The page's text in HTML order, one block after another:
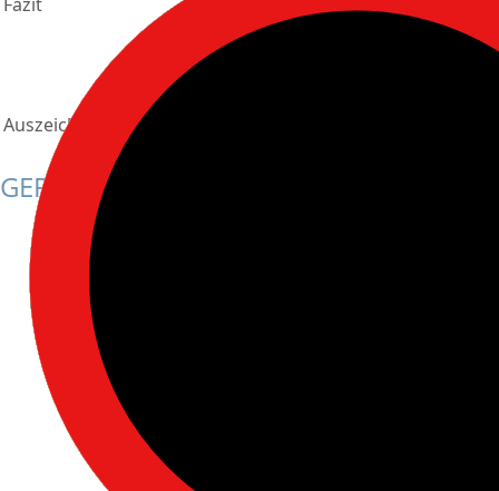
"pur trink"-Rum.
Auszeichnungen
GERUCH